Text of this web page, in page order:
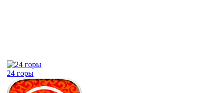
24 горы